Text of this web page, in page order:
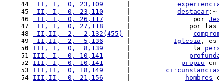
44
II, I,  0, 23,109
45
II, I,  0, 23,110 destacar
46
II, I,  0, 26,117
      |                por
47
II, I,  0, 27,118
|               por
48
II,II,  2,  2,132(455)
49
II,II,  2,  5,136 Iglesia ,
50
III, I,  0,  8,139
      |                la
51 III, I,  0, 10,141
52 III, I,  0, 10,141 propio
53 III,II,  0, 18,149
54 III,II,  0, 21,156 hombres